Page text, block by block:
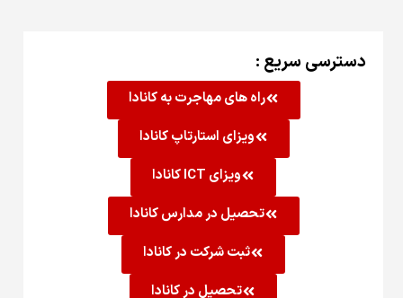
دسترسی سریع :
راه های مهاجرت به کانادا
ویزای استارتاپ کانادا
ویزای ICT کانادا
تحصیل در مدارس کانادا
ثبت شرکت در کانادا
تحصیل در کانادا